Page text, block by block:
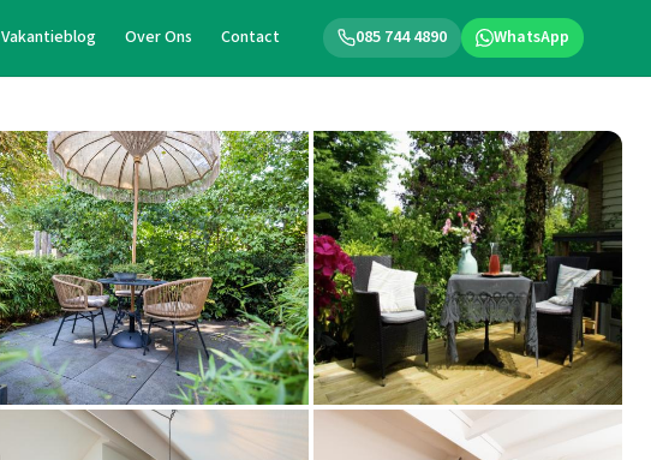
085 744 4890 WhatsApp
Vakantieblog Over Ons Contact